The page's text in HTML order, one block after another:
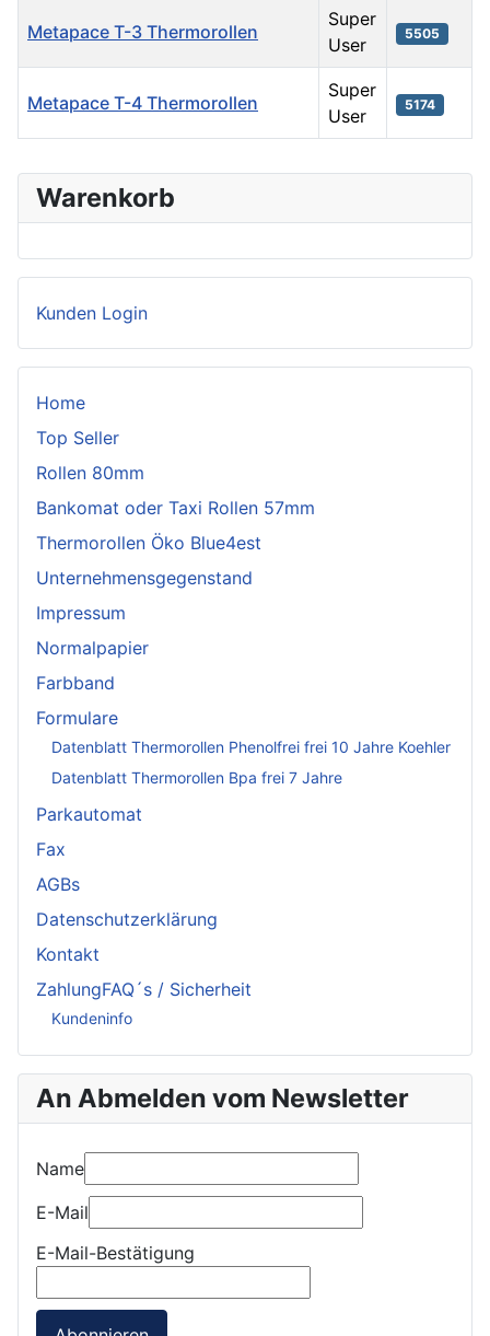
Warenkorb
Kunden Login
Home
Top Seller
Rollen 80mm
Bankomat oder Taxi Rollen 57mm
Thermorollen Öko Blue4est
Unternehmensgegenstand
Impressum
Normalpapier
Farbband
Formulare
Datenblatt Thermorollen Phenolfrei frei 10 Jahre Koehler
Datenblatt Thermorollen Bpa frei 7 Jahre
Parkautomat
Fax
AGBs
Datenschutzerklärung
Kontakt
ZahlungFAQ´s / Sicherheit
Kundeninfo
An Abmelden vom Newsletter
Name
E-Mail
E-Mail-Bestätigung
Metapace T-3 Thermorollen
Super
User
5505
Metapace T-4 Thermorollen
Super
User
5174